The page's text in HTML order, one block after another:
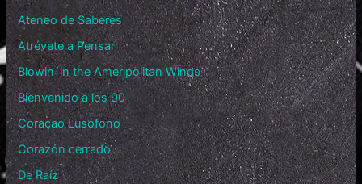
Ateneo de Saberes
Atrévete a Pensar
Blowin´in the Ameripolitan Winds
Bienvenido a los 90
Coraçao Lusófono
Corazón cerrado
De Raíz